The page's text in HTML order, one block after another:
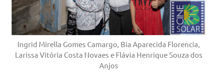
Ingrid Mirella Gomes Camargo, Bia Aparecida Florencia,
Larissa Vitória Costa Novaes e Flávia Henrique Souza dos
Anjos